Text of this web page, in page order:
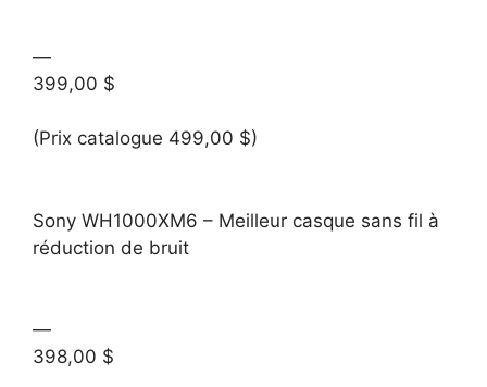
—
399,00 $
(Prix catalogue 499,00 $)
Sony WH1000XM6 – Meilleur casque sans fil à
réduction de bruit
—
398,00 $